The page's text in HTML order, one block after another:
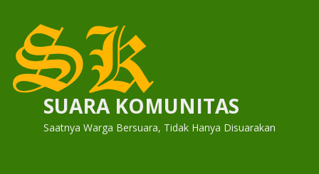
content
SUARA KOMUNITAS
Saatnya Warga Bersuara, Tidak Hanya Disuarakan